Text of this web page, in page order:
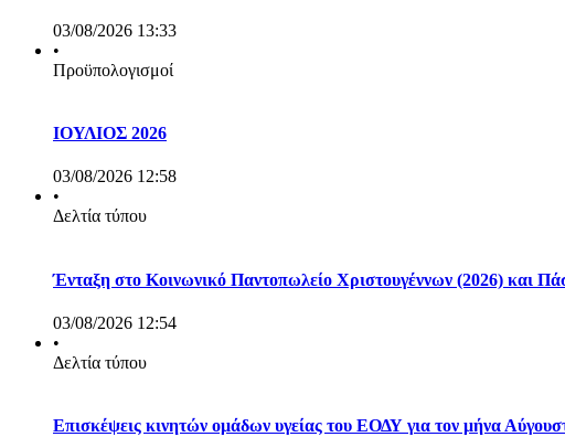
03/08/2026 13:33
•
Προϋπολογισμοί
ΙΟΥΛΙΟΣ 2026
03/08/2026 12:58
•
Δελτία τύπου
Ένταξη στο Κοινωνικό Παντοπωλείο Χριστουγέννων (2026) και
03/08/2026 12:54
•
Δελτία τύπου
Επισκέψεις κινητών ομάδων υγείας του ΕΟΔΥ για τον μήνα